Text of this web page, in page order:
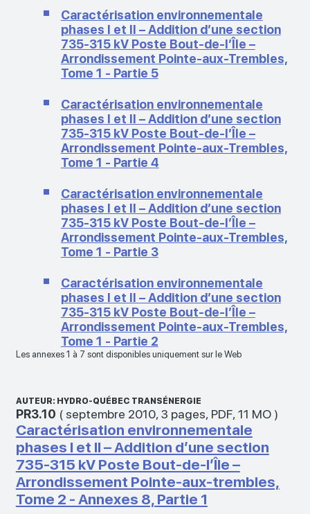
Caractérisation environnementale
phases I et II – Addition d’une section
735‑315 kV Poste Bout-de-l’Île –
Arrondissement Pointe-aux-Trembles,
Tome 1 - Partie 5
Caractérisation environnementale
phases I et II – Addition d’une section
735‑315 kV Poste Bout-de-l’Île –
Arrondissement Pointe-aux-Trembles,
Tome 1 - Partie 4
Caractérisation environnementale
phases I et II – Addition d’une section
735‑315 kV Poste Bout-de-l’Île –
Arrondissement Pointe-aux-Trembles,
Tome 1 - Partie 3
Caractérisation environnementale
phases I et II – Addition d’une section
735‑315 kV Poste Bout-de-l’Île –
Arrondissement Pointe-aux-Trembles,
Tome 1 - Partie 2
Les annexes 1 à 7 sont disponibles uniquement sur le Web
AUTEUR: HYDRO-QUÉBEC TRANSÉNERGIE
PR3.10 ( septembre 2010, 3 pages, PDF, 11 MO)
Caractérisation environnementale
phases I et II – Addition d’une section
735‑315 kV Poste Bout-de-l’Île –
Arrondissement Pointe-aux-trembles,
Tome 2 - Annexes 8, Partie 1